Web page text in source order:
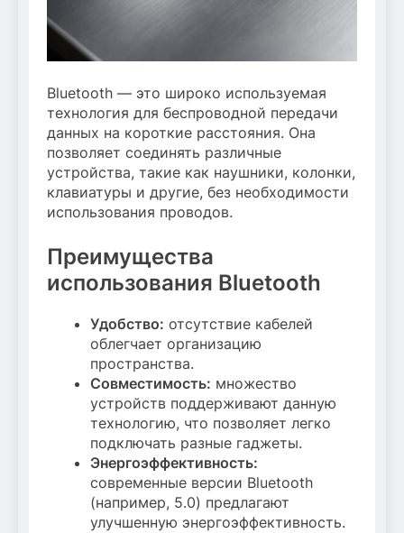
Bluetooth — это широко используемая
технология для беспроводной передачи
данных на короткие расстояния. Она
позволяет соединять различные
устройства, такие как наушники, колонки,
клавиатуры и другие, без необходимости
использования проводов.
Преимущества
использования Bluetooth
Удобство: отсутствие кабелей
облегчает организацию
пространства.
Совместимость: множество
устройств поддерживают данную
технологию, что позволяет легко
подключать разные гаджеты.
Энергоэффективность:
современные версии Bluetooth
(например, 5.0) предлагают
улучшенную энергоэффективность.